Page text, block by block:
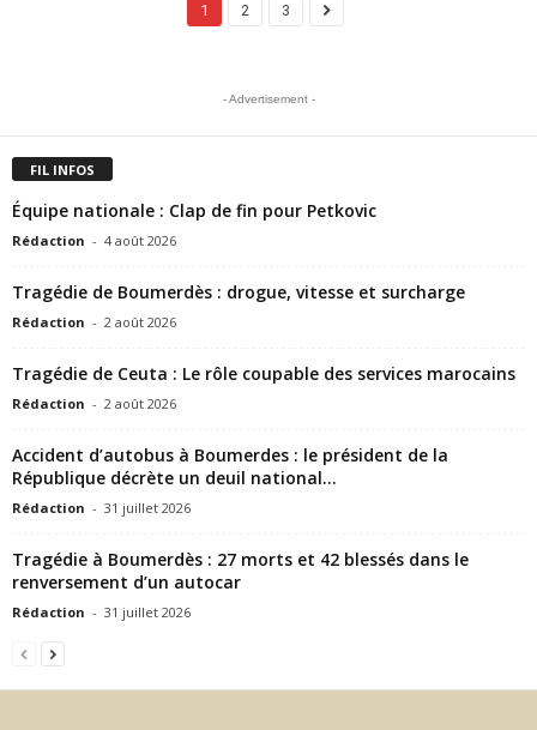
1 2 3
- Advertisement -
FIL INFOS
Équipe nationale : Clap de fin pour Petkovic
Rédaction - 4 août 2026
Tragédie de Boumerdès : drogue, vitesse et surcharge
Rédaction - 2 août 2026
Tragédie de Ceuta : Le rôle coupable des services marocains
Rédaction - 2 août 2026
Accident d’autobus à Boumerdes : le président de la
République décrète un deuil national...
Rédaction - 31 juillet 2026
Tragédie à Boumerdès : 27 morts et 42 blessés dans le
renversement d’un autocar
Rédaction - 31 juillet 2026